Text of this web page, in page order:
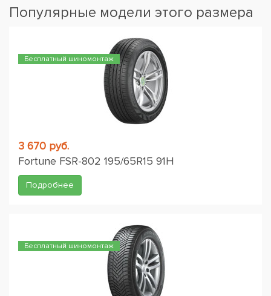
Популярные модели этого размера
Бесплатный шиномонтаж
3 670 руб.
Fortune FSR-802 195/65R15 91H
Подробнее
Бесплатный шиномонтаж